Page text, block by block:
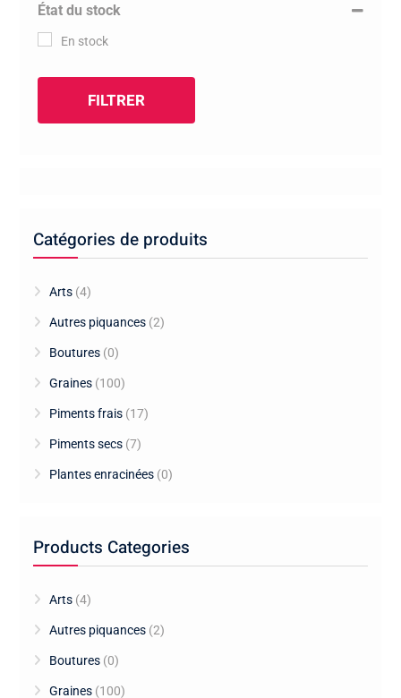
État du stock
En stock
FILTRER
Catégories de produits
Arts (4)
Autres piquances (2)
Boutures (0)
Graines (100)
Piments frais (17)
Piments secs (7)
Plantes enracinées (0)
Products Categories
Arts (4)
Autres piquances (2)
Boutures (0)
Graines (100)